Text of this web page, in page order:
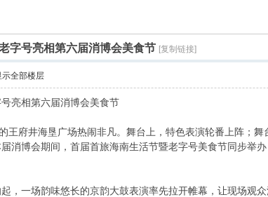
字号亮相第六届消博会美食节 [复制链接]
示全部楼层
亮相第六届消博会美食节
王府井海垦广场热闹非凡。舞台上，特色表演轮番上阵；
消博会期间，首届首旅海南生活节暨老字号美食节同步举
，一场韵味悠长的京韵大鼓表演率先拉开帷幕，让现场观